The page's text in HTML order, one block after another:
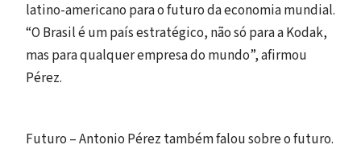
latino-americano para o futuro da economia mundial.
“O Brasil é um país estratégico, não só para a Kodak,
mas para qualquer empresa do mundo”, afirmou
Pérez.
Futuro – Antonio Pérez também falou sobre o futuro.